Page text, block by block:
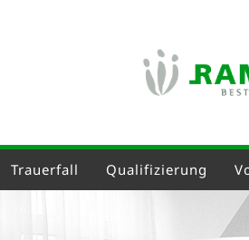
Trauerfall Qualifizierung